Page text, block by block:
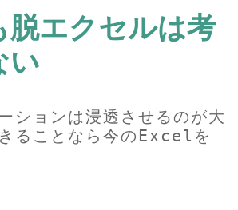
脱エクセルは考
い
ションは浸透させるのが大
ることなら今のExcelを